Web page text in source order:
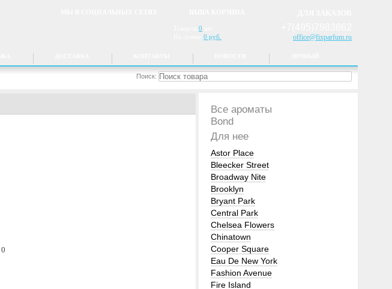
office@fixparfum.ru
0
0 руб.
Поиск:
0
Все ароматы
Bond
Для нее
Astor Place
Bleecker Street
Broadway Nite
Brooklyn
Bryant Park
Central Park
Chelsea Flowers
Chinatown
Cooper Square
Eau De New York
Fashion Avenue
Fire Island